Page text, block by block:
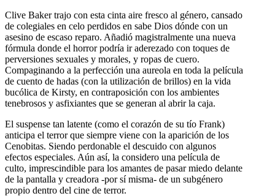
Clive Baker trajo con esta cinta aire fresco al género, cansado
de colegiales en celo perdidos en sabe Dios dónde con un
asesino de escaso reparo. Añadió magistralmente una nueva
fórmula donde el horror podría ir aderezado con toques de
perversiones sexuales y morales, y ropas de cuero.
Compaginando a la perfección una aureola en toda la película
de cuento de hadas (con la utilización de brillos) en la vida
bucólica de Kirsty, en contraposición con los ambientes
tenebrosos y asfixiantes que se generan al abrir la caja.
El suspense tan latente (como el corazón de su tío Frank)
anticipa el terror que siempre viene con la aparición de los
Cenobitas. Siendo perdonable el descuido con algunos
efectos especiales. Aún así, la considero una película de
culto, imprescindible para los amantes de pasar miedo delante
de la pantalla y creadora -por sí misma- de un subgénero
propio dentro del cine de terror.